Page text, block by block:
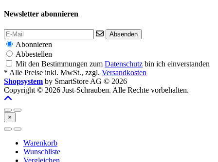
Newsletter abonnieren
Absenden
Abonnieren
Abbestellen
Mit den Bestimmungen zum Datenschutz bin ich einverstanden
* Alle Preise inkl. MwSt., zzgl. Versandkosten
Shopsystem by SmartStore AG © 2026
Copyright © 2026 Just-Schrauben. Alle Rechte vorbehalten.
×
Warenkorb
Wunschliste
Vergleichen